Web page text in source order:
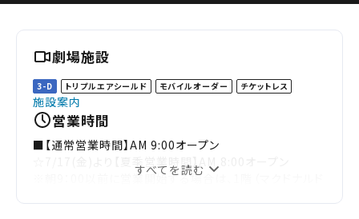
劇場施設
3-D トリプルエアシールド モバイルオーダー チケットレス
施設案内
営業時間
■【通常営業時間】AM 9:00オープン
☆7/17(金)より【夏季営業時間】AM 8:00オープン
※朝9：00以前に営業開始する場合は、1階（マクドナルド
すべてを読む